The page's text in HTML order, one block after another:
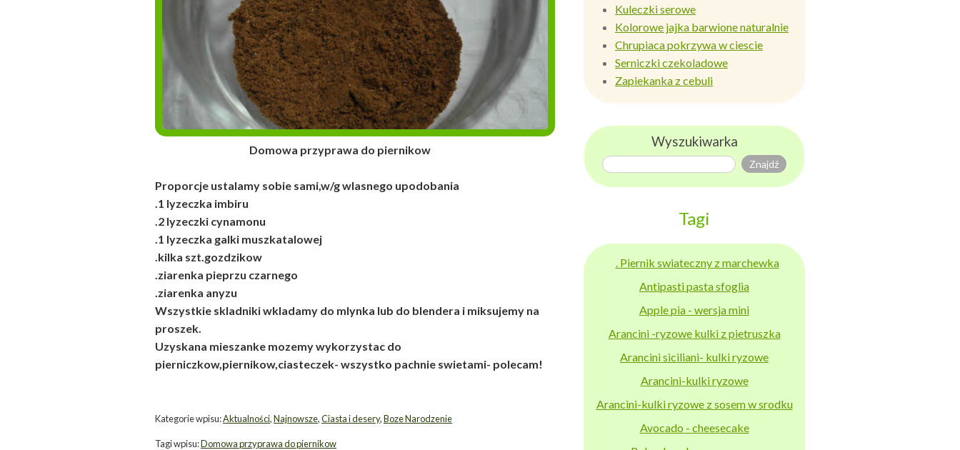
Domowa przyprawa do piernikow
Proporcje ustalamy sobie sami,w/g wlasnego upodobania
.1 lyzeczka imbiru
.2 lyzeczki cynamonu
.1 lyzeczka galki muszkatalowej
.kilka szt.gozdzikow
.ziarenka pieprzu czarnego
.ziarenka anyzu
Wszystkie skladniki wkladamy do mlynka lub do blendera i miksujemy na
proszek.
Uzyskana mieszanke mozemy wykorzystac do
pierniczkow,piernikow,ciasteczek- wszystko pachnie swietami- polecam!
Kategorie wpisu:Aktualności,Najnowsze,Ciasta i desery,Boze Narodzenie
Tagi wpisu:Domowa przyprawa do piernikow
Kuleczki serowe
Kolorowe jajka barwione naturalnie
Chrupiaca pokrzywa w ciescie
Serniczki czekoladowe
Zapiekanka z cebuli
Wyszukiwarka
Tagi
. Piernik swiateczny z marchewka
Antipasti pasta sfoglia
Apple pia - wersja mini
Arancini -ryzowe kulki z pietruszka
Arancini siciliani- kulki ryzowe
Arancini-kulki ryzowe
Arancini-kulki ryzowe z sosem w srodku
Avocado - cheesecake